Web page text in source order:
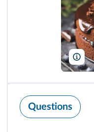
Questions